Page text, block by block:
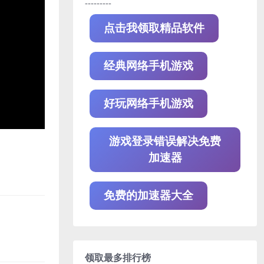
---------
点击我领取精品软件
经典网络手机游戏
好玩网络手机游戏
游戏登录错误解决免费
加速器
免费的加速器大全
领取最多排行榜